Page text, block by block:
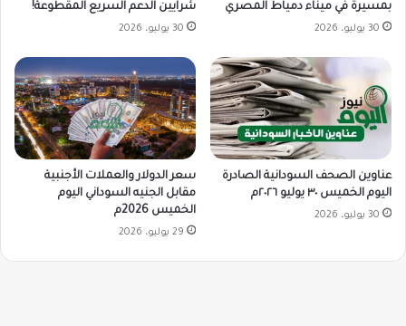
بمسيرة في ميناء دمياط المصري
30 يوليو، 2026
شرايين الدعم السريع المقطوعة!
30 يوليو، 2026
عناوين الصحف السودانية الصادرة
اليوم الخميس ٣٠ يوليو ٢٠٢٦م
30 يوليو، 2026
سعر الدولار والعملات الأجنبية
مقابل الجنيه السوداني اليوم
الخميس 2026م
29 يوليو، 2026